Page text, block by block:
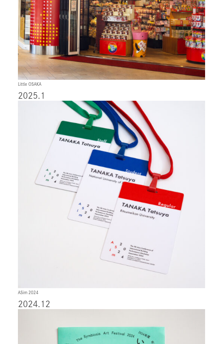
Little OSAKA
2025.1
ASim 2024
2024.12